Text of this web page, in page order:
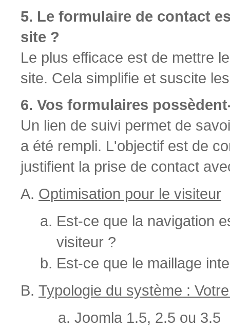
5. Le formulaire de contact
site ?
Le plus efficace est de mettre
site. Cela simplifie et suscite
6. Vos formulaires
Un lien de suivi permet de
a été rempli. L'objectif est de
justifient la prise de contact
Optimisation pour le visiteur
Est-ce que la navigation
visiteur ?
Est-ce que le maillage
Typologie du système :
Joomla 1.5, 2.5 ou 3.5